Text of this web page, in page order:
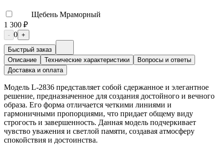
Щебень Мраморный
1 300 ₽
- 0 +
Быстрый заказ
Описание
Технические характеристики
Вопросы и ответы
Доставка и оплата
Модель L-2836 представляет собой сдержанное и элегантное
решение, предназначенное для создания достойного и вечного
образа. Его форма отличается четкими линиями и
гармоничными пропорциями, что придает общему виду
строгость и завершенность. Данная модель подчеркивает
чувство уважения и светлой памяти, создавая атмосферу
спокойствия и достоинства.